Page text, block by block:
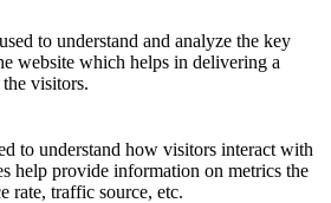
to understand and analyze the key
website which helps in delivering a
visitors.
to understand how visitors interact with
help provide information on metrics the
rate, traffic source, etc.